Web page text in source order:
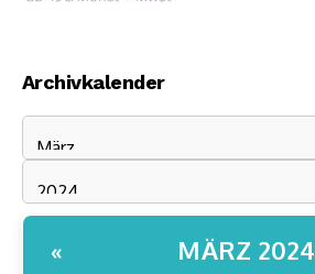
Archivkalender
« MÄRZ 2024